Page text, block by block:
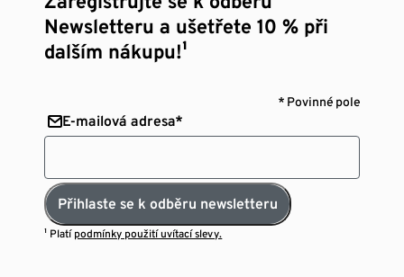
Newsletteru a ušetřete 10 % při
dalším nákupu!¹
* Povinné pole
E-mailová adresa*
Přihlaste se k odběru newsletteru
¹ Platí podmínky použití uvítací slevy.